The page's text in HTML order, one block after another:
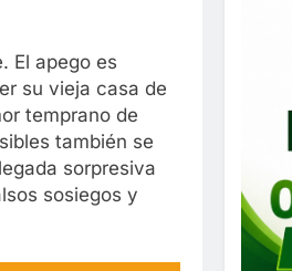
El apego es
su vieja casa de
temprano de
también se
sorpresiva
sosiegos y